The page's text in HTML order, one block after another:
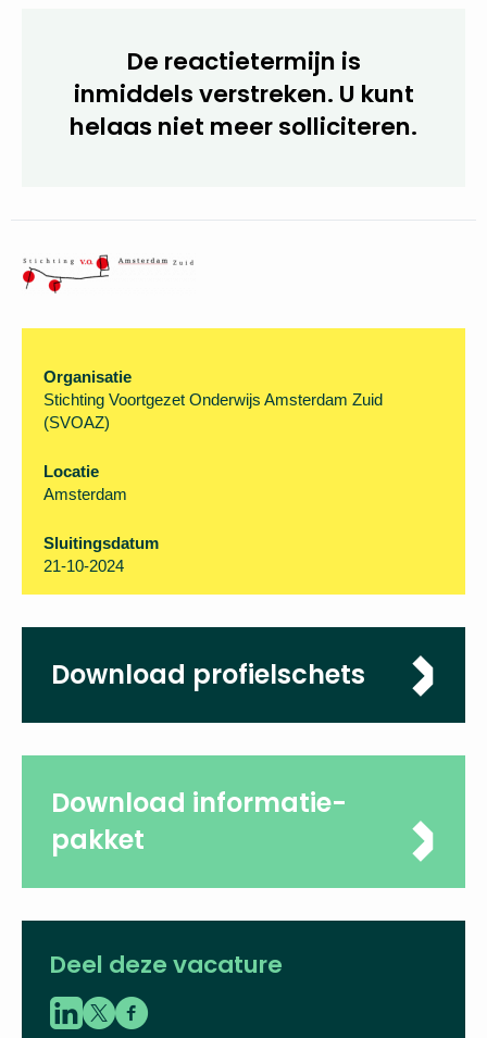
De reactietermijn is
inmiddels verstreken. U kunt
helaas niet meer solliciteren.
Organisatie
Stichting Voortgezet Onderwijs Amsterdam Zuid
(SVOAZ)
Locatie
Amsterdam
Sluitingsdatum
21-10-2024
Download profielschets
Download informatie-
pakket
Deel deze vacature